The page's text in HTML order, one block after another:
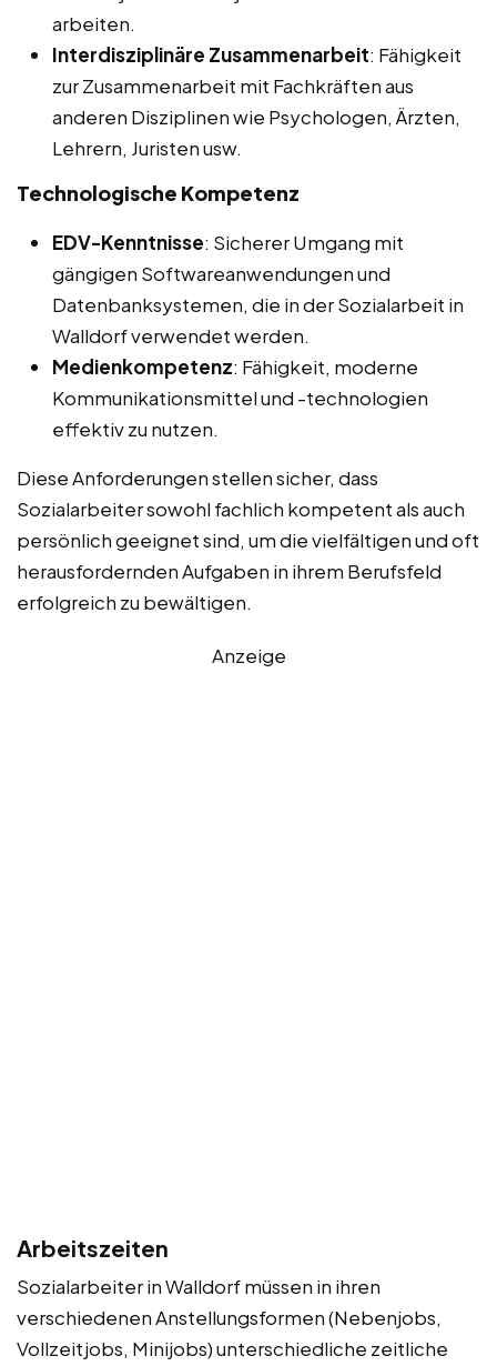
arbeiten.
Interdisziplinäre Zusammenarbeit: Fähigkeit
zur Zusammenarbeit mit Fachkräften aus
anderen Disziplinen wie Psychologen, Ärzten,
Lehrern, Juristen usw.
Technologische Kompetenz
EDV-Kenntnisse: Sicherer Umgang mit
gängigen Softwareanwendungen und
Datenbanksystemen, die in der Sozialarbeit in
Walldorf verwendet werden.
Medienkompetenz: Fähigkeit, moderne
Kommunikationsmittel und -technologien
effektiv zu nutzen.
Diese Anforderungen stellen sicher, dass
Sozialarbeiter sowohl fachlich kompetent als auch
persönlich geeignet sind, um die vielfältigen und oft
herausfordernden Aufgaben in ihrem Berufsfeld
erfolgreich zu bewältigen.
Anzeige
Arbeitszeiten
Sozialarbeiter in Walldorf müssen in ihren
verschiedenen Anstellungsformen (Nebenjobs,
Vollzeitjobs, Minijobs) unterschiedliche zeitliche